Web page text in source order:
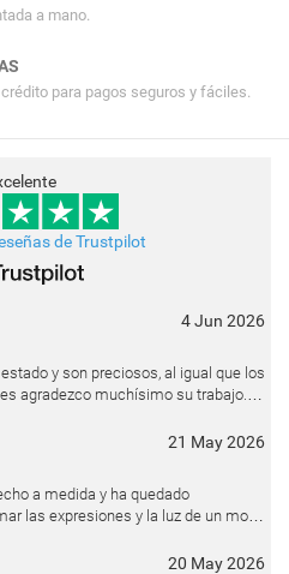
a mano.
para pagos seguros y fáciles.
de Trustpilot
4 Jun 2026
y son preciosos, al igual que los
agradezco muchísimo su trabajo.
21 May 2026
a medida y ha quedado
las expresiones y la luz de un modo
20 May 2026